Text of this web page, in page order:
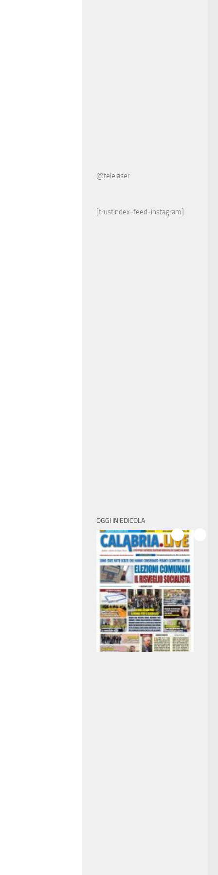
@telelaser
[trustindex-feed-instagram]
OGGI IN EDICOLA